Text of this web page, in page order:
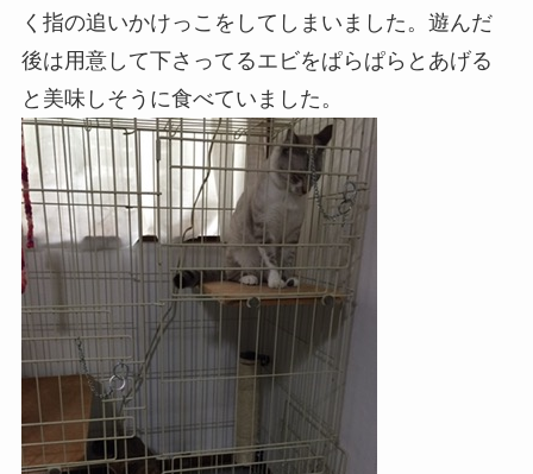
く指の追いかけっこをしてしまいました。遊んだ
後は用意して下さってるエビをぱらぱらとあげる
と美味しそうに食べていました。